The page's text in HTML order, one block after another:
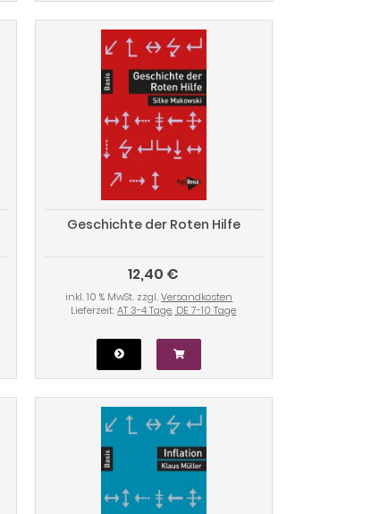
Geschichte der Roten Hilfe
12,40 €
inkl. 10 % MwSt. zzgl.Versandkosten
Lieferzeit:AT 3-4 Tage, DE 7-10 Tage